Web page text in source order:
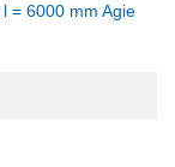
= 6000 mm Agie